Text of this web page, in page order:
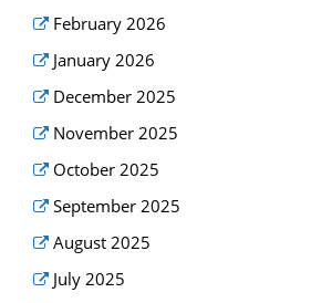
February 2026
January 2026
December 2025
November 2025
October 2025
September 2025
August 2025
July 2025